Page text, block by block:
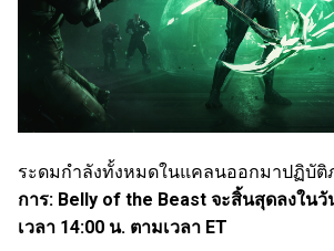
ระดมกำลังทั้งหมดในแคลนออกมาปฏิบัติ
การ: Belly of the Beast จะสิ้นสุดลงใน
เวลา 14:00 น. ตามเวลา ET